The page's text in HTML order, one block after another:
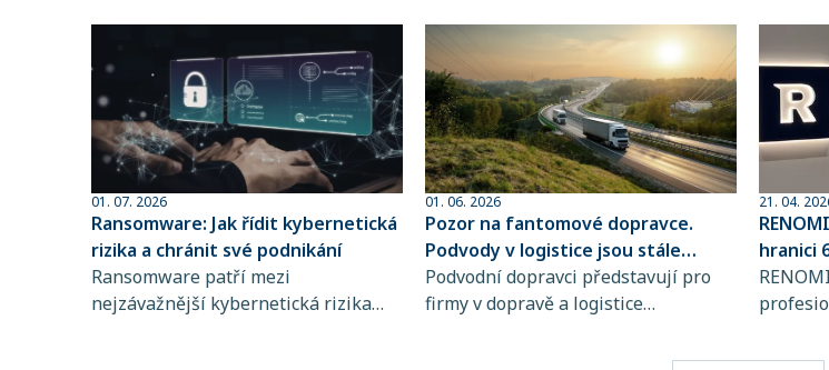
01. 07. 2026
Ransomware: Jak řídit kybernetická
rizika a chránit své podnikání
Ransomware patří mezi
nejzávažnější kybernetická rizika
01. 06. 2026
Pozor na fantomové dopravce.
Podvody v logistice jsou stále
sofistikovanější
Podvodní dopravci představují pro
firmy v dopravě a logistice
praktiky jsou totiž stále obtížněji
21. 04.
hranici